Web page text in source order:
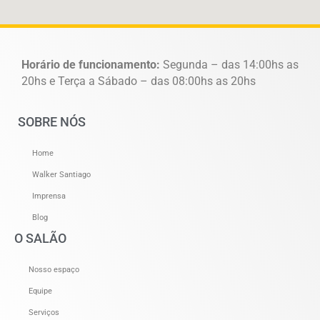
Horário de funcionamento: Segunda – das 14:00hs as
20hs e Terça a Sábado – das 08:00hs as 20hs
SOBRE NÓS
Home
Walker Santiago
Imprensa
Blog
O SALÃO
Nosso espaço
Equipe
Serviços